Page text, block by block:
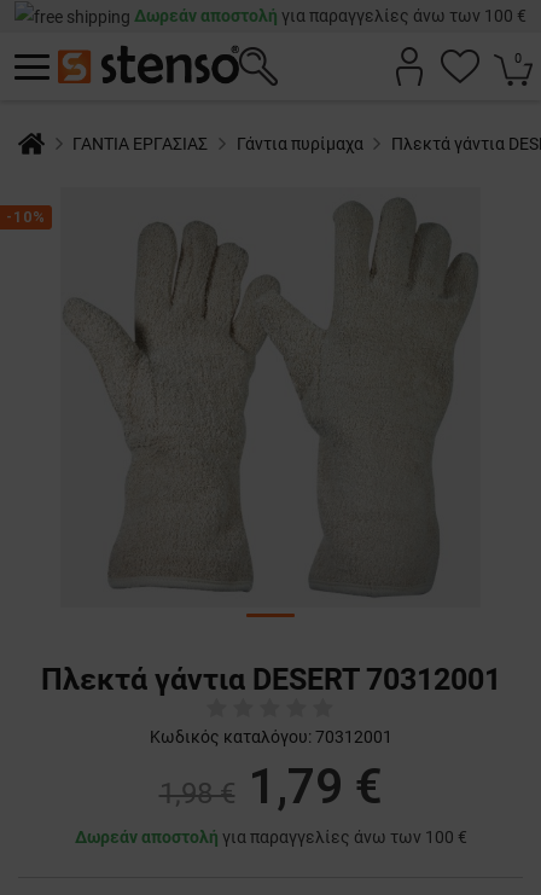
Δωρεάν αποστολή για παραγγελίες άνω των 100 €
0
ΓΑΝΤΙΑ ΕΡΓΑΣΙΑΣ Γάντια πυρίμαχα Πλεκτά γάντια
-10%
Πλεκτά γάντια DESERT 70312001
Κωδικός καταλόγου: 70312001
1,98 € 1,79 €
Δωρεάν αποστολή για παραγγελίες άνω των 100 €